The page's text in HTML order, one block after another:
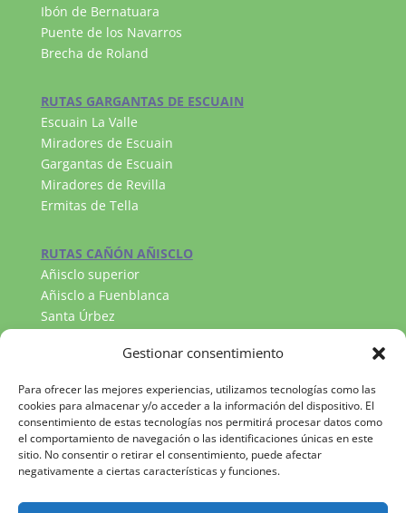
Gestionar consentimiento
Para ofrecer las mejores experiencias, utilizamos tecnologías como las
cookies para almacenar y/o acceder a la información del dispositivo. El
consentimiento de estas tecnologías nos permitirá procesar datos como
el comportamiento de navegación o las identificaciones únicas en este
sitio. No consentir o retirar el consentimiento, puede afectar
negativamente a ciertas características y funciones.
Ibón de Bernatuara
Puente de los Navarros
Brecha de Roland
RUTAS GARGANTAS DE ESCUAIN
Escuain La Valle
Miradores de Escuain
Gargantas de Escuain
Miradores de Revilla
Ermitas de Tella
RUTAS CAÑÓN AÑISCLO
Añisclo superior
Añisclo a Fuenblanca
Santa Úrbez
Llanos de la Larri
Lago Marboré